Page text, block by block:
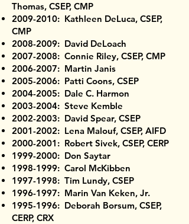
Thomas, CSEP, CMP
2009-2010: Kathleen DeLuca, CSEP,
CMP
2008-2009: David DeLoach
2007-2008: Connie Riley, CSEP, CMP
2006-2007: Martin Janis
2005-2006: Patti Coons, CSEP
2004-2005: Dale C. Harmon
2003-2004: Steve Kemble
2002-2003: David Spear, CSEP
2001-2002: Lena Malouf, CSEP, AIFD
2000-2001 : Robert Sivek, CSEP, CERP
1999-2000: Don Saytar
1998-1999: Carol McKibben
1997-1998: Tim Lundy, CSEP
1996-1997: Marin Van Keken, Jr.
1995-1996: Deborah Borsum, CSEP,
CERP, CRX